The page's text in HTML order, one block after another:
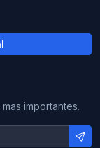
importantes.